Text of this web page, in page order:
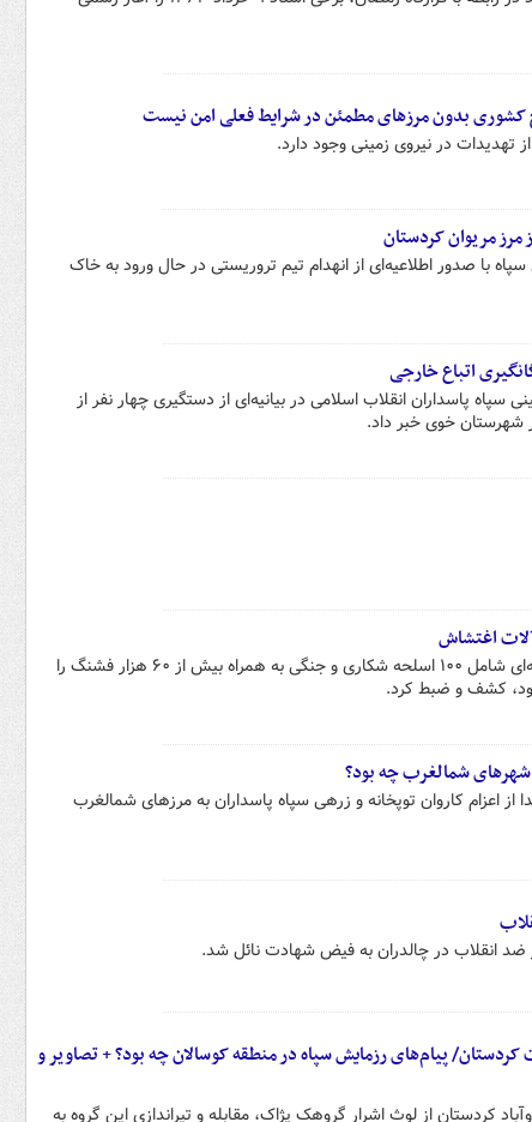
بدون مرزهای مطمئن در شرایط فعلی امن نیست
تهدیدات در نیروی زمینی وجود دارد.
مرز مریوان کردستان
با صدور اطلاعیه‌ای از انهدام تیم تروریستی در حال ورود به خاک
اتباع خارجی
سپاه پاسداران انقلاب اسلامی در بیانیه‌ای از دستگیری چهار نفر از
شهرستان‌ خوی خبر داد.
اغتشاش
قرارگاه حمزه سیدالشهدای نیروی زمینی سپاه محموله‌ای شامل ۱۰۰ اسلحه شکاری و جنگی به همراه بیش از ۶۰ هزار فشنگ را
کشف و ضبط کرد.
شمالغرب چه بود؟
از اعزام کاروان توپخانه و زرهی سپاه پاسداران به مرزهای شمالغرب
انقلاب در چالدران به فیض شهادت نائل شد.
پیام‌های رزمایش سپاه در منطقه کوسالان چه بود؟ + تصاویر و
کردستان از لوث اشرار گروهک پژاک، مقابله و تیراندازی این گروه به